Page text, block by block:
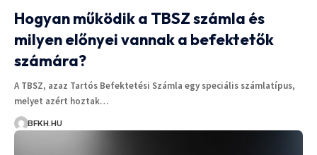
Hogyan működik a TBSZ számla és
milyen előnyei vannak a befektetők
számára?
A TBSZ, azaz Tartós Befektetési Számla egy speciális számlatípus,
melyet azért hoztak…
BFKH.HU